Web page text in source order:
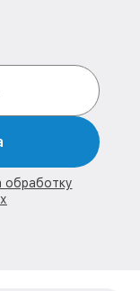
обработку